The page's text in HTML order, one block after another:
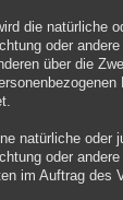
die natürliche
oder
über die
natürliche oder
oder
im Auftrag des